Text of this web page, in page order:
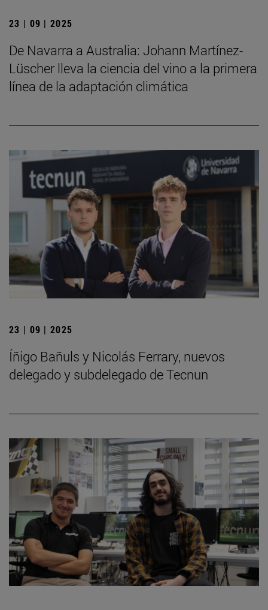
23 | 09 | 2025
De Navarra a Australia: Johann Martínez-
Lüscher lleva la ciencia del vino a la primera
línea de la adaptación climática
23 | 09 | 2025
Íñigo Bañuls y Nicolás Ferrary, nuevos
delegado y subdelegado de Tecnun